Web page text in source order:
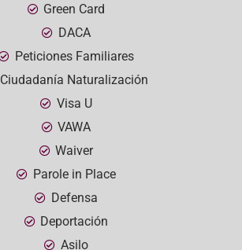
Green Card
DACA
Peticiones Familiares
Ciudadanía Naturalización
Visa U
VAWA
Waiver
Parole in Place
Defensa
Deportación
Asilo